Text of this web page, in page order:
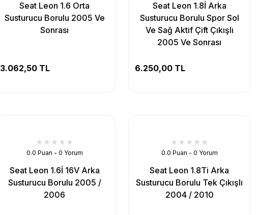
Seat Leon 1.6 Orta
Susturucu Borulu 2005 Ve
Sonrası
3.062,50 TL
Seat Leon 1.8İ Arka
Susturucu Borulu Spor Sol
Ve Sağ Aktif Çift Çıkışlı
2005 Ve Sonrası
6.250,00 TL
0.0 Puan - 0 Yorum
Seat Leon 1.6İ 16V Arka
Susturucu Borulu 2005 /
2006
0.0 Puan - 0 Yorum
Seat Leon 1.8Ti Arka
Susturucu Borulu Tek Çıkışlı
2004 / 2010